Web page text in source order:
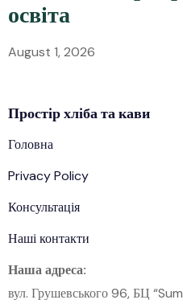
освіта
August 1, 2026
Простірхлібата кави
Головна
Privacy Policy
Консультація
Наші контакти
Наша адреса:
вул. Грушевського 96, БЦ